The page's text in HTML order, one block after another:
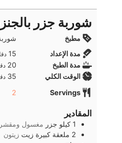
شوربة جزر
مطبخ
مدة الإعداد
15
مدة الطبخ 20
الوقت الكلي 35
Servings
2
المقادير
1 كيلو جزر مغسول
2 ملعقة كبيرة زيت زيتون